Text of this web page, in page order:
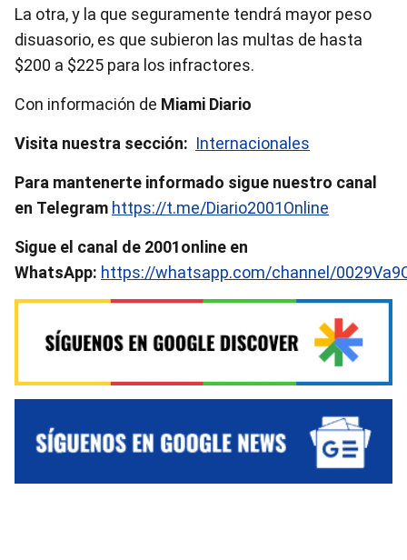
La otra, y la que seguramente tendrá mayor peso
disuasorio, es que subieron las multas de hasta
$200 a $225 para los infractores.
Con información de Miami Diario
Visita nuestra sección: Internacionales
Para mantenerte informado sigue nuestro canal
en Telegram https://t.me/Diario2001Online
Sigue el canal de 2001online en
WhatsApp: https://whatsapp.com/channel/